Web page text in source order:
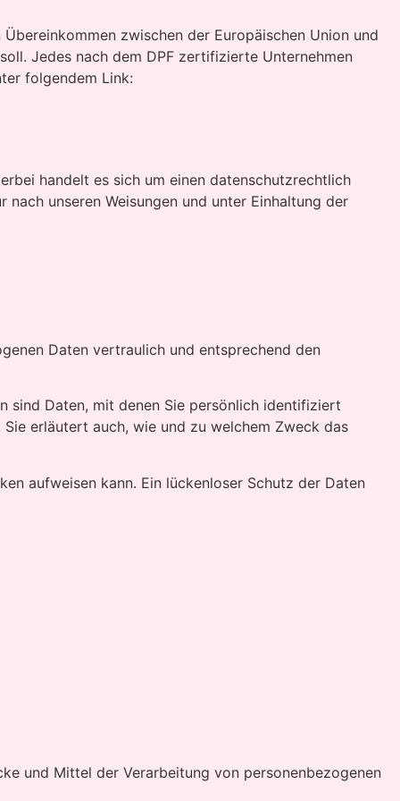
zwischen der Europäischen Union und
Jedes nach dem DPF zertifizierte Unternehmen
folgendem Link:
handelt es sich um einen datenschutzrechtlich
unseren Weisungen und unter Einhaltung der
Daten vertraulich und entsprechend den
sind Daten, mit denen Sie persönlich identifiziert
erläutert auch, wie und zu welchem Zweck das
aufweisen kann. Ein lückenloser Schutz der Daten
und Mittel der Verarbeitung von personenbezogenen